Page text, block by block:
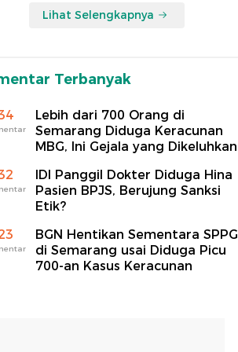
Lihat Selengkapnya
Terbanyak
Lebih dari 700 Orang di
Semarang Diduga Keracunan
MBG, Ini Gejala yang Dikeluhkan
IDI Panggil Dokter Diduga Hina
Pasien BPJS, Berujung Sanksi
Etik?
BGN Hentikan Sementara SPPG
di Semarang usai Diduga Picu
700-an Kasus Keracunan